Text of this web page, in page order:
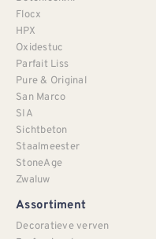
Flocx
HPX
Oxidestuc
Parfait Liss
Pure & Original
San Marco
SIA
Sichtbeton
Staalmeester
StoneAge
Zwaluw
Assortiment
Decoratieve verven